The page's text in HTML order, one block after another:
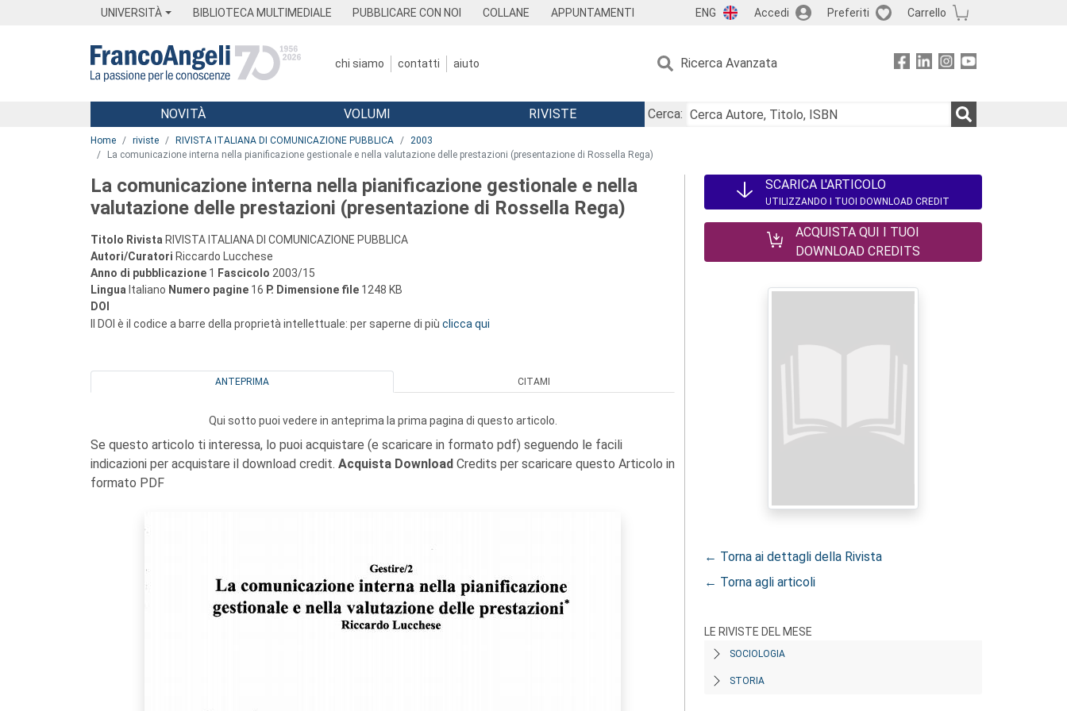
UNIVERSITÀ BIBLIOTECA MULTIMEDIALE PUBBLICARE CON NOI COLLANE APPUNTAMENTI ENG Accedi Preferiti Carrello
chi siamo contatti aiuto Ricerca Avanzata
Menu
NOVITÀ VOLUMI RIVISTE
Cerca:
Home riviste RIVISTA ITALIANA DI COMUNICAZIONE PUBBLICA
2003
La comunicazione interna nella pianificazione gestionale e nella valutazione delle prestazioni (presentazione di Rossella Rega)
La comunicazione interna nella pianificazione gestionale e nella
valutazione delle prestazioni (presentazione di Rossella Rega)
Titolo Rivista RIVISTA ITALIANA DI COMUNICAZIONE PUBBLICA
Autori/Curatori Riccardo Lucchese
Anno di pubblicazione 1 Fascicolo 2003/15
Lingua Italiano Numero pagine 16 P. Dimensione file 1248 KB
DOI
Il DOI è il codice a barre della proprietà intellettuale: per saperne di più clicca qui
ANTEPRIMA CITAMI
Qui sotto puoi vedere in anteprima la prima pagina di questo articolo.
Se questo articolo ti interessa, lo puoi acquistare (e scaricare in formato pdf) seguendo le facili
indicazioni per acquistare il download credit. Acquista Download Credits per scaricare questo Articolo in
formato PDF
SCARICA L'ARTICOLO
UTILIZZANDO I TUOI DOWNLOAD CREDIT
ACQUISTA QUI I TUOI
DOWNLOAD CREDITS
← Torna ai dettagli della Rivista
← Torna agli articoli
LE RIVISTE DEL MESE
SOCIOLOGIA
STORIA